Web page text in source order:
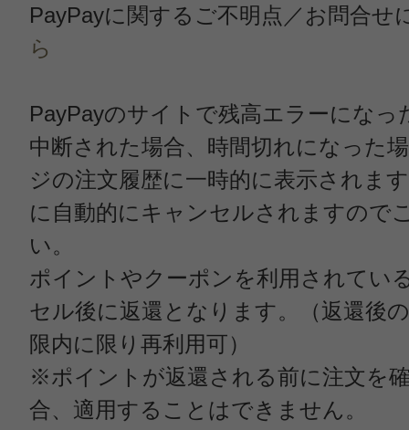
PayPayに関するご不明点／お問合せ
ら
PayPayのサイトで残高エラーになっ
中断された場合、時間切れになった
ジの注文履歴に一時的に表示されま
に自動的にキャンセルされますので
い。
ポイントやクーポンを利用されてい
セル後に返還となります。（返還後
限内に限り再利用可）
※ポイントが返還される前に注文を
合、適用することはできません。